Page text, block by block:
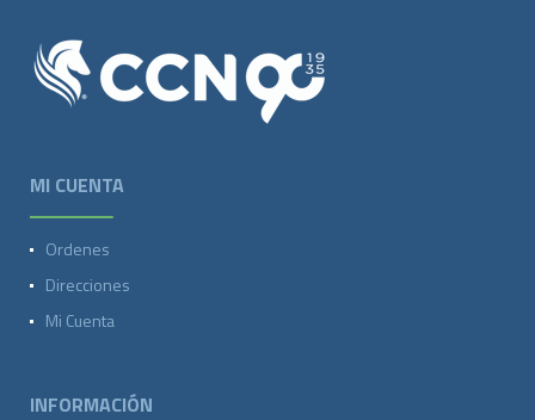
MI CUENTA
Ordenes
Direcciones
Mi Cuenta
INFORMACIÓN